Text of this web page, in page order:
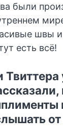
были
швы
есть всё!
Твиттера
от